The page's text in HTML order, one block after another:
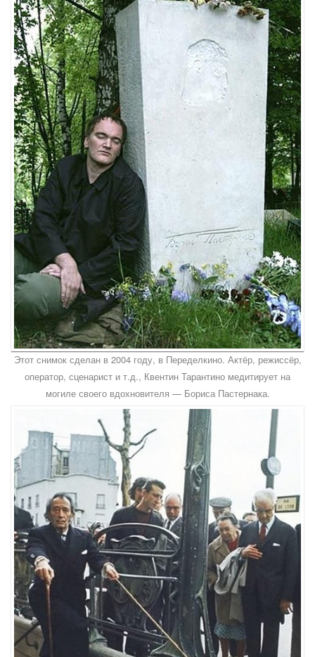
Этот снимок сделан в 2004 году, в Переделкино. Актёр, режиссёр,
оператор, сценарист и т.д., Квентин Тарантино медитирует на
могиле своего вдохновителя — Бориса Пастернака.